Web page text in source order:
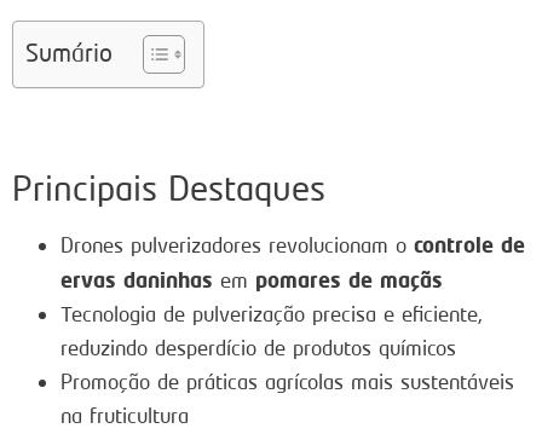
Sumário
Principais Destaques
Drones pulverizadores revolucionam o controle de
ervas daninhas em pomares de maçãs
Tecnologia de pulverização precisa e eficiente,
reduzindo desperdício de produtos químicos
Promoção de práticas agrícolas mais sustentáveis
na fruticultura